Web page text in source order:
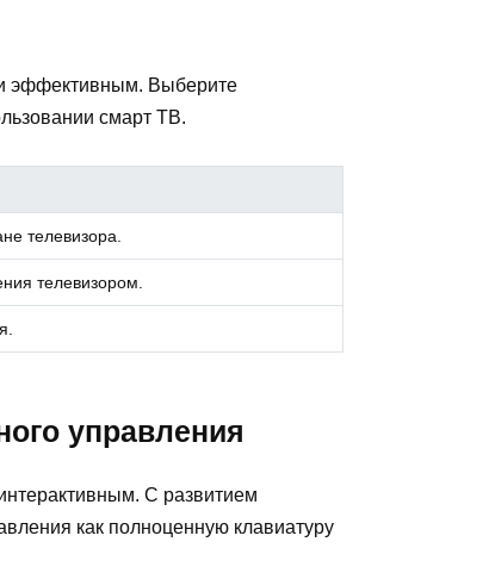
эффективным. Выберите
смарт ТВ.
телевизора.
телевизором.
управления
С развитием
как полноценную клавиатуру